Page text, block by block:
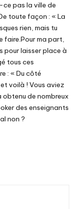
ce pas la ville de
toute façon : « La
rien, mais tu
faire.Pour ma part,
pour laisser place à
tous ces
: « Du côté
voilà ! Vous aviez
obtenu de nombreux
des enseignants
non ?